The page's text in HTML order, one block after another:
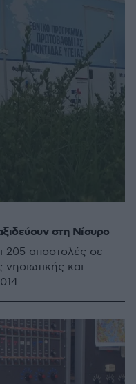
στη Νίσυρο
205 αποστολές σε
και